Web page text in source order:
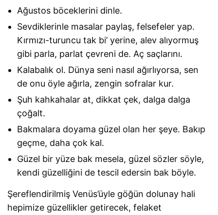
Ağustos böceklerini dinle.
Sevdiklerinle masalar paylaş, felsefeler yap.
Kırmızı-turuncu tak bi’ yerine, alev alıyormuş
gibi parla, parlat çevreni de. Aç saçlarını.
Kalabalık ol. Dünya seni nasıl ağırlıyorsa, sen
de onu öyle ağırla, zengin sofralar kur.
Şuh kahkahalar at, dikkat çek, dalga dalga
çoğalt.
Bakmalara doyama güzel olan her şeye. Bakıp
geçme, daha çok kal.
Güzel bir yüze bak mesela, güzel sözler söyle,
kendi güzelliğini de tescil edersin bak böyle.
Şereflendirilmiş Venüs’üyle göğün dolunay hali
hepimize güzellikler getirecek, felaket